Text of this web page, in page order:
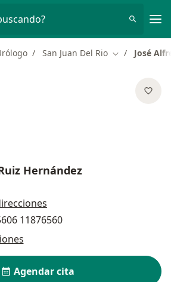
San Juan Del Rio Cambiar de
José
Hernández
11876560
Agendar cita